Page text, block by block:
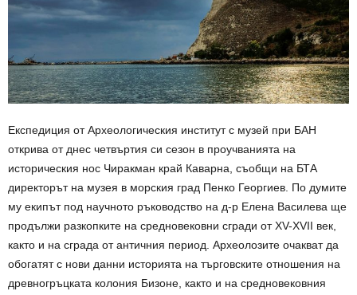
Експедиция от Археологическия институт с музей при БАН
открива от днес четвъртия си сезон в проучванията на
историческия нос Чиракман край Каварна, съобщи на БТА
директорът на музея в морския град Пенко Георгиев. По думите
му екипът под научното ръководство на д-р Елена Василева ще
продължи разкопките на средновековни сгради от ХV-ХVII век,
както и на сграда от античния период. Археолозите очакват да
обогатят с нови данни историята на търговските отношения на
древногръцката колония Бизоне, както и на средновековния